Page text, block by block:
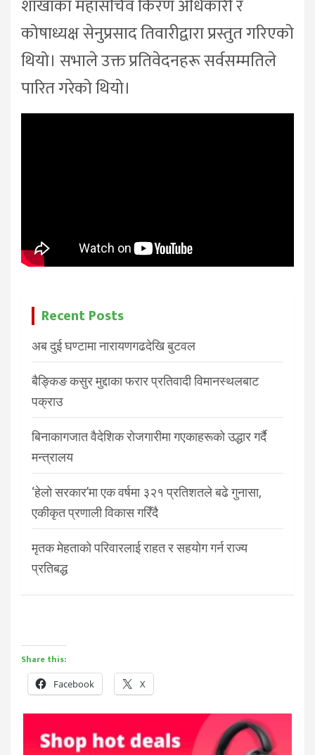
शाखाका महासचिव किरण अधिकारी र
कोषाध्यक्ष सेनुप्रसाद तिवारीद्वारा प्रस्तुत गरिएको
थियो। सभाले उक्त प्रतिवेदनहरू सर्वसम्मतिले
पारित गरेको थियो।
Recent Posts
अब दुई घण्टामा नारायणगढदेखि बुटवल
बैङ्किङ कसुर मुद्दाका फरार प्रतिवादी विमानस्थलबाट
पक्राउ
बिनाकागजात वैदेशिक रोजगारीमा गएकाहरूको उद्धार गर्दै
मन्त्रालय
‘हेलो सरकार’मा एक वर्षमा ३२१ प्रतिशतले बढे गुनासा,
एकीकृत प्रणाली विकास गरिँदै
मृतक मेहताको परिवारलाई राहत र सहयोग गर्न राज्य
प्रतिबद्ध
Share this:
Facebook X